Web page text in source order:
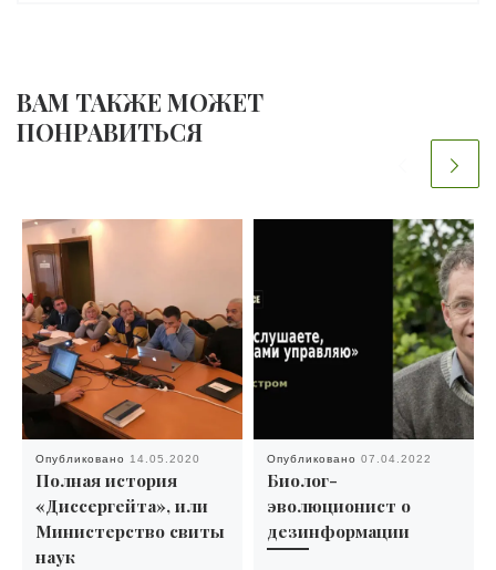
ВАМ ТАКЖЕ МОЖЕТ
ПОНРАВИТЬСЯ
Опубликовано 14.05.2020
Полная история
«Диссергейта», или
Министерство свиты
наук
Опубликовано 07.04.2022
Биолог-
эволюционист о
дезинформации